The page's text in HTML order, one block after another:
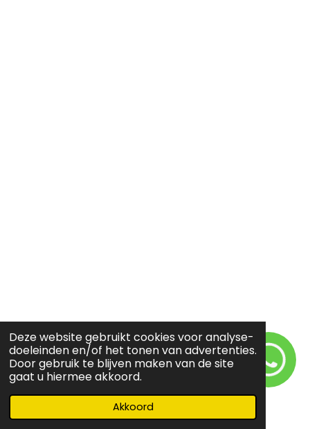
Deze website gebruikt cookies voor analyse-
doeleinden en/of het tonen van advertenties.
Door gebruik te blijven maken van de site
gaat u hiermee akkoord.
Akkoord